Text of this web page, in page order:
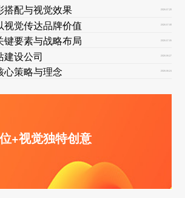
搭配与视觉效果 2026-07-28
觉传达品牌价值 2026-07-08
要素与战略布局 2026-07-05
建设公司 2026-06-27
心策略与理念 2026-06-24
+视觉独特创意